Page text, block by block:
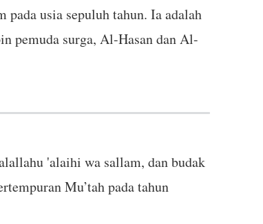
usia sepuluh tahun. Ia adalah
pemuda surga, Al-Hasan dan Al-
'alaihi wa sallam, dan budak
Mu’tah pada tahun